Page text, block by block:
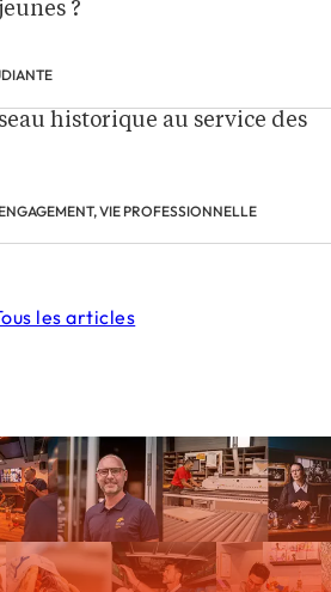
?
historique au service des
VIE PROFESSIONNELLE
les articles